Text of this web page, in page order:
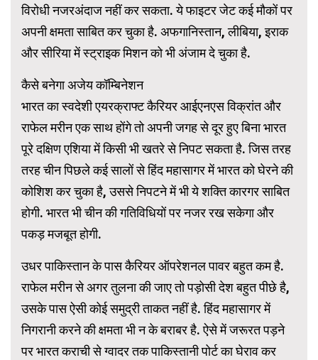
विरोधी नजरअंदाज नहीं कर सकता. ये फाइटर जेट कई मौकों पर
अपनी क्षमता साबित कर चुका है. अफगानिस्तान, लीबिया, इराक
और सीरिया में स्ट्राइक मिशन को भी अंजाम दे चुका है.
कैसे बनेगा अजेय कॉम्बिनेशन
भारत का स्वदेशी एयरक्राफ्ट कैरियर आईएनएस विक्रांत और
राफेल मरीन एक साथ होंगे तो अपनी जगह से दूर हुए बिना भारत
पूरे दक्षिण एशिया में किसी भी खतरे से निपट सकता है. जिस तरह
तरह चीन पिछले कई सालों से हिंद महासागर में भारत को घेरने की
कोशिश कर चुका है, उससे निपटने में भी ये शक्ति कारगर साबित
होगी. भारत भी चीन की गतिविधियों पर नजर रख सकेगा और
पकड़ मजबूत होगी.
उधर पाकिस्तान के पास कैरियर ऑपरेशनल पावर बहुत कम है.
राफेल मरीन से अगर तुलना की जाए तो पड़ोसी देश बहुत पीछे है,
उसके पास ऐसी कोई समुद्री ताकत नहीं है. हिंद महासागर में
निगरानी करने की क्षमता भी न के बराबर है. ऐसे में जरूरत पड़ने
पर भारत कराची से ग्वादर तक पाकिस्तानी पोर्ट का घेराव कर